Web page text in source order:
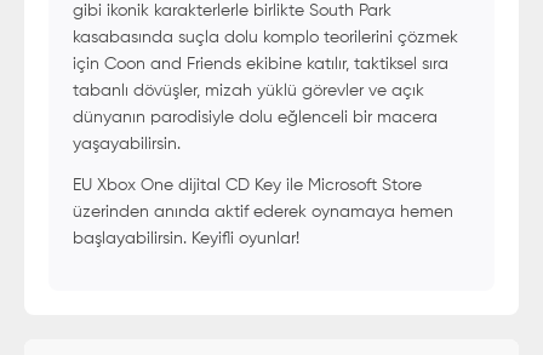
gibi ikonik karakterlerle birlikte South Park
kasabasında suçla dolu komplo teorilerini çözmek
için Coon and Friends ekibine katılır, taktiksel sıra
tabanlı dövüşler, mizah yüklü görevler ve açık
dünyanın parodisiyle dolu eğlenceli bir macera
yaşayabilirsin.
EU Xbox One dijital CD Key ile Microsoft Store
üzerinden anında aktif ederek oynamaya hemen
başlayabilirsin. Keyifli oyunlar!